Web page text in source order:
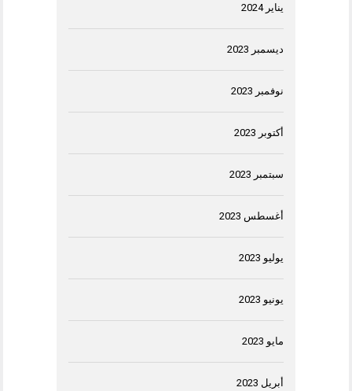
يناير 2024
ديسمبر 2023
نوفمبر 2023
أكتوبر 2023
سبتمبر 2023
أغسطس 2023
يوليو 2023
يونيو 2023
مايو 2023
أبريل 2023